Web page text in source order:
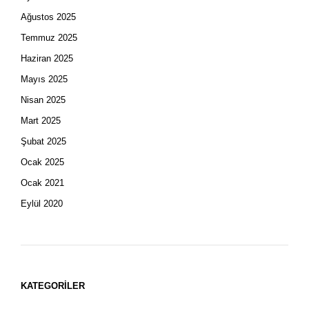
Ağustos 2025
Temmuz 2025
Haziran 2025
Mayıs 2025
Nisan 2025
Mart 2025
Şubat 2025
Ocak 2025
Ocak 2021
Eylül 2020
KATEGORILER